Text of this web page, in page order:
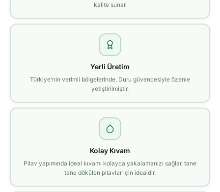
kalite sunar.
Yerli Üretim
Türkiye'nin verimli bölgelerinde, Duru güvencesiyle özenle
yetiştirilmiştir.
Kolay Kıvam
Pilav yapımında ideal kıvamı kolayca yakalamanızı sağlar, tane
tane dökülen pilavlar için idealdir.